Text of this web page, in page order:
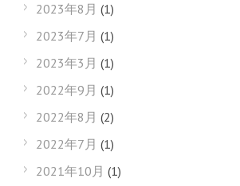
2023年8月 (1)
2023年7月 (1)
2023年3月 (1)
2022年9月 (1)
2022年8月 (2)
2022年7月 (1)
2021年10月 (1)